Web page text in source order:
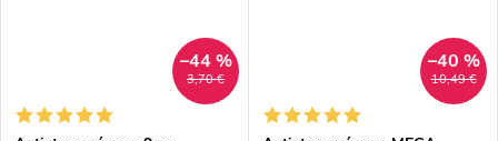
3,70 €
–44 %
10,49 €
–40 %